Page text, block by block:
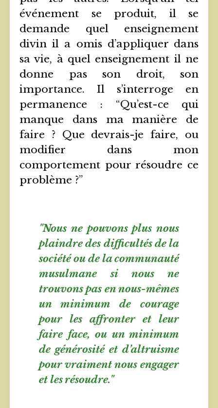
événement se produit, il se
demande quel enseignement
divin il a omis d’appliquer dans
sa vie, à quel enseignement il ne
donne pas son droit, son
importance. Il s’interroge en
permanence : “Qu’est-ce qui
manque dans ma manière de
faire ? Que devrais-je faire, ou
modifier dans mon
comportement pour résoudre ce
problème ?”
"Nous ne pouvons plus nous
plaindre des difficultés de la
société ou de la communauté
musulmane si nous ne
trouvons pas en nous-mêmes
un minimum de courage
pour les affronter et leur
faire face, ou un minimum
de générosité et d’altruisme
pour vraiment nous engager
et les résoudre."